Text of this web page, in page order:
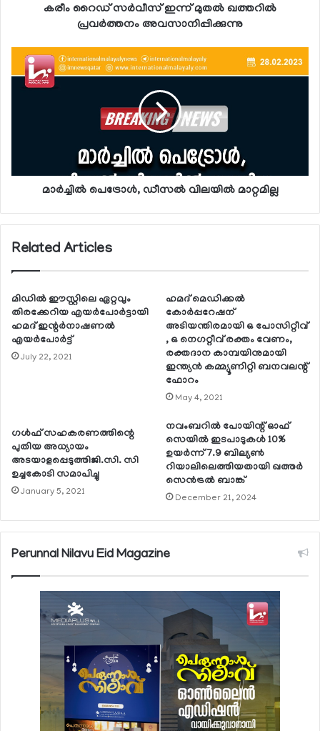
കരീം റൈഡ് സര്‍വീസ് ഇന്ന് മുതല്‍ ഖത്തറില്‍
പ്രവര്‍ത്തനം അവസാനിപ്പിക്കുന്നു
മാര്‍ച്ചില്‍ പെട്രോള്‍, ഡീസല്‍ വിലയില്‍ മാറ്റമില്ല
Related Articles
മിഡില്‍ ഈസ്റ്റിലെ ഏറ്റവും
തിരക്കേറിയ എയര്‍പോര്‍ട്ടായി
ഹമദ് ഇന്റര്‍നാഷണല്‍
എയര്‍പോര്‍ട്ട്
July 22, 2021
ഹമദ് മെഡിക്കല്‍
കോര്‍പ്പറേഷന്
അടിയന്തിരമായി ഒ പോസിറ്റീവ്
, ഒ നെഗറ്റീവ് രക്തം വേണം,
രക്തദാന കാമ്പയിനുമായി
ഇന്ത്യന്‍ കമ്മ്യൂണിറ്റി ബനവലന്റ്
ഫോറം
May 4, 2021
ഗള്‍ഫ് സഹകരണത്തിന്റെ
പുതിയ അധ്യായം
അടയാളപ്പെടുത്തിജി.സി. സി
ഉച്ചകോടി സമാപിച്ചു
January 5, 2021
നവംബറില്‍ പോയിന്റ് ഓഫ്
സെയില്‍ ഇടപാടുകള്‍ 10%
ഉയര്‍ന്ന് 7.9 ബില്യണ്‍
റിയാലിലെത്തിയതായി ഖത്തര്‍
സെന്‍ട്രല്‍ ബാങ്ക്
December 21, 2024
Perunnal Nilavu Eid Magazine